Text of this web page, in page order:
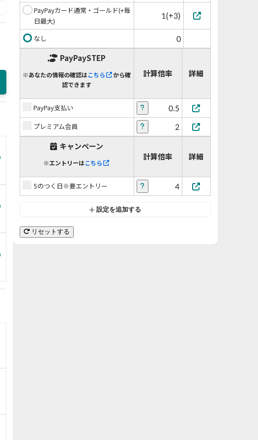
PayPayカード通常・ゴールド(+毎
日最大)
1(+3)
なし 0
PayPaySTEP
※あなたの情報の確認はこちら
から確
認できます
計算倍率 詳細
PayPay支払い 0.5
プレミアム会員 2
キャンペーン
※エントリーはこちら
計算倍率 詳細
5のつく日※要エントリー 4
設定を追加する
リセットする